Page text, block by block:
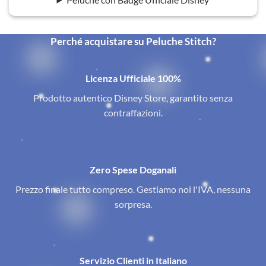
Perché acquistare su Peluche Stitch?
Licenza Ufficiale 100%
Prodotto autentico Disney Store, garantito senza
contraffazioni.
Zero Spese Doganali
Prezzo finale tutto compreso. Gestiamo noi l'IVA, nessuna
sorpresa.
Servizio Clienti in Italiano